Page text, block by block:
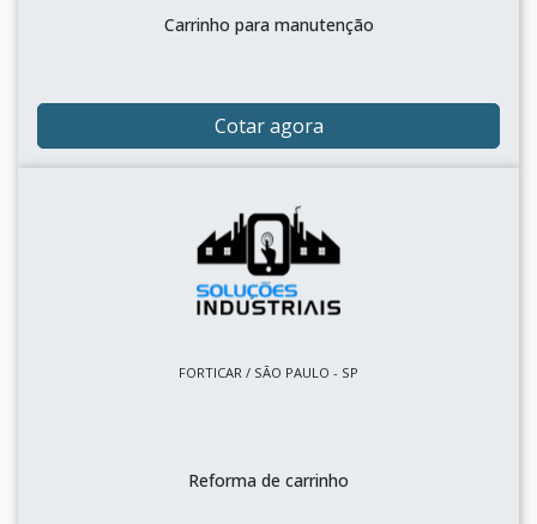
Carrinho para manutenção
Cotar agora
FORTICAR / SÃO PAULO - SP
Reforma de carrinho